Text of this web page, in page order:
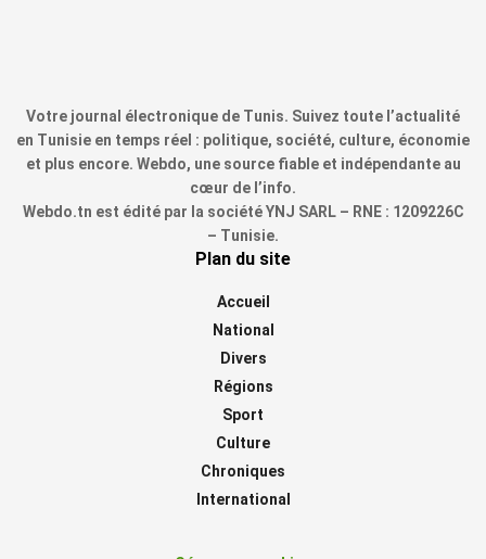
Votre journal électronique de Tunis. Suivez toute l’actualité
en Tunisie en temps réel : politique, société, culture, économie
et plus encore. Webdo, une source fiable et indépendante au
cœur de l’info.
Webdo.tn est édité par la société YNJ SARL – RNE : 1209226C
– Tunisie.
Plan du site
Accueil
National
Divers
Régions
Sport
Culture
Chroniques
International